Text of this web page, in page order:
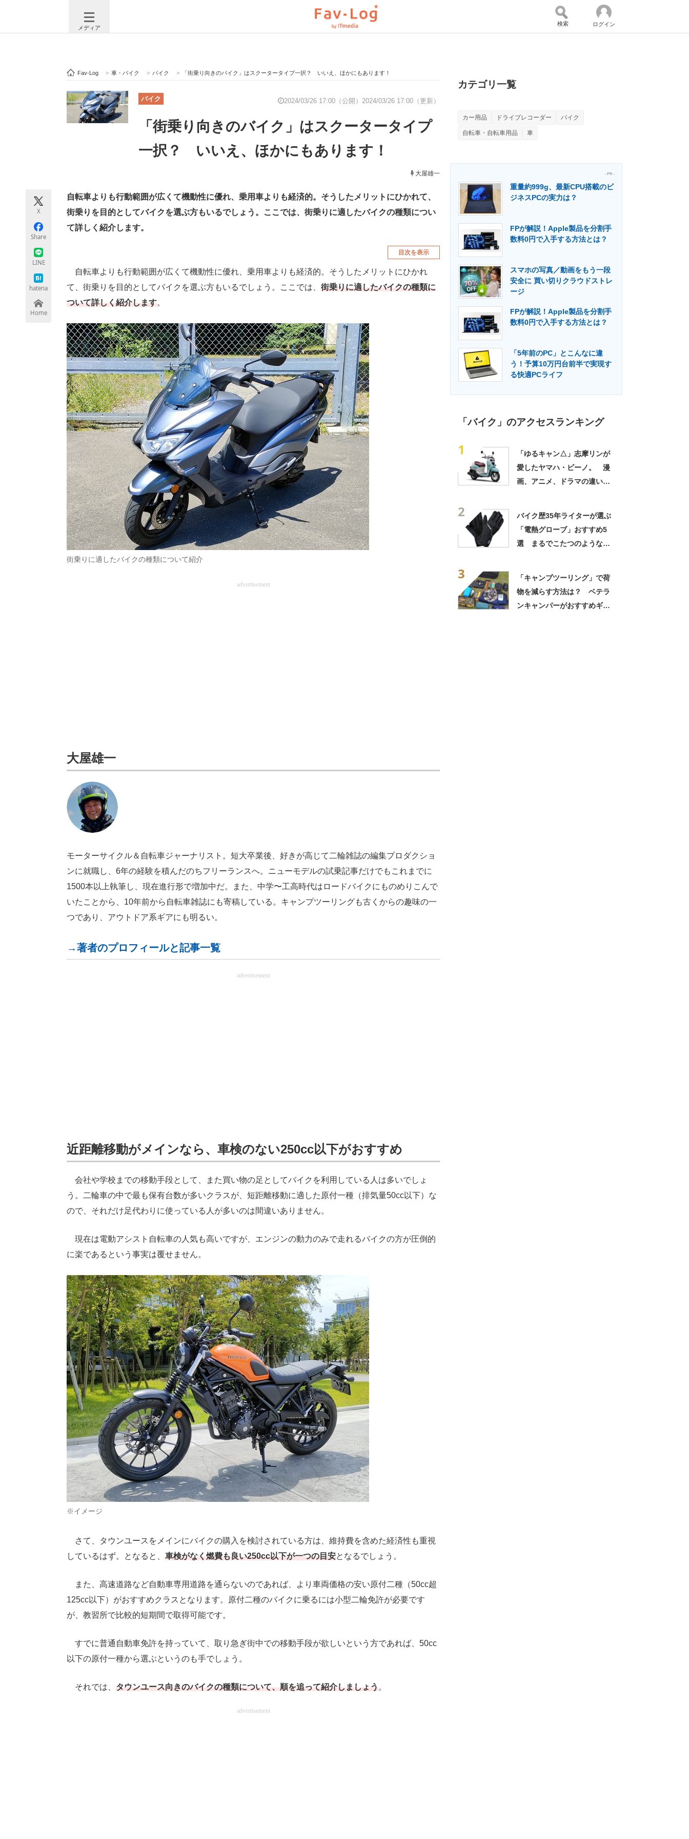
メディア
注目記事を集めた総合ページ ITの今と未来を見通す スマホと通信の最新トレンド
ビジネスと働き方のヒント AI活用のいまが分かる 企業ITのトレンドを詳説 経営リーダーのコミュニティ
製造業のIT導入・活用を支援
ちょっと気になるネットの話題
検索 ログイン
Fav-Log > 車・バイク > バイク > 「街乗り向きのバイク」はスクータータイプ一択？ いいえ、ほかにもあります！
バイク 2024/03/26 17:00（公開） 2024/03/26 17:00（更新）
「街乗り向きのバイク」はスクータータイプ
一択？ いいえ、ほかにもあります！
大屋雄一
X
Share
LINE
hatena
Home
自転車よりも行動範囲が広くて機動性に優れ、乗用車よりも経済的。そうしたメリットにひかれて、
街乗りを目的としてバイクを選ぶ方もいるでしょう。ここでは、街乗りに適したバイクの種類につい
て詳しく紹介します。
目次を表示
自転車よりも行動範囲が広くて機動性に優れ、乗用車よりも経済的。そうしたメリットにひかれ
て、街乗りを目的としてバイクを選ぶ方もいるでしょう。ここでは、 街乗りに適したバイクの種類に
ついて詳しく紹介します。
街乗りに適したバイクの種類について紹介
advertisement
大屋雄一
モーターサイクル＆自転車ジャーナリスト。短大卒業後、好きが高じて二輪雑誌の編集プロダクショ
ンに就職し、6年の経験を積んだのちフリーランスへ。ニューモデルの試乗記事だけでもこれまでに
1500本以上執筆し、現在進行形で増加中だ。また、中学〜工高時代はロードバイクにものめりこんで
いたことから、10年前から自転車雑誌にも寄稿している。キャンプツーリングも古くからの趣味の一
つであり、アウトドア系ギアにも明るい。
→著者のプロフィールと記事一覧
advertisement
近距離移動がメインなら、車検のない250cc以下がおすすめ
会社や学校までの移動手段として、また買い物の足としてバイクを利用している人は多いでしょ
う。二輪車の中で最も保有台数が多いクラスが、短距離移動に適した原付一種（排気量50cc以下）な
ので、それだけ足代わりに使っている人が多いのは間違いありません。
現在は電動アシスト自転車の人気も高いですが、エンジンの動力のみで走れるバイクの方が圧倒的
に楽であるという事実は覆せません。
※イメージ
さて、タウンユースをメインにバイクの購入を検討されている方は、維持費を含めた経済性も重視
しているはず。となると、 車検がなく燃費も良い250cc以下が一つの目安となるでしょう。
また、高速道路など自動車専用道路を通らないのであれば、より車両価格の安い原付二種（50cc超
125cc以下）がおすすめクラスとなります。原付二種のバイクに乗るには小型二輪免許が必要です
が、教習所で比較的短期間で取得可能です。
すでに普通自動車免許を持っていて、取り急ぎ街中での移動手段が欲しいという方であれば、50cc
以下の原付一種から選ぶというのも手でしょう。
それでは、 タウンユース向きのバイクの種類について、順を追って紹介しましょう。
advertisement
カテゴリ一覧
カー用品 ドライブレコーダー バイク
自転車・自転車用品 車
- PR -
重量約999g、最新CPU搭載のビ
ジネスPCの実力は？
FPが解説！Apple製品を分割手
数料0円で入手する方法とは？
スマホの写真／動画をもう一段
安全に 買い切りクラウドストレ
ージ
FPが解説！Apple製品を分割手
数料0円で入手する方法とは？
「5年前のPC」とこんなに違
う！予算10万円台前半で実現す
る快適PCライフ
「バイク」のアクセスランキング
1
「ゆるキャン△」志摩リンが
愛したヤマハ・ビーノ。 漫
画、アニメ、ドラマの違いを
2
バイク歴35年ライターが選ぶ
「電熱グローブ」おすすめ5
選 まるでこたつのような暖
3
「キャンプツーリング」で荷
物を減らす方法は？ ベテラ
ンキャンパーがおすすめギア